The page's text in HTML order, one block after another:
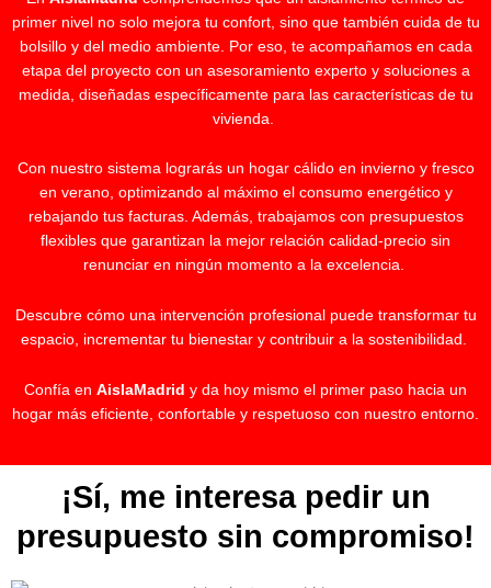
primer nivel no solo mejora tu confort, sino que también cuida de tu
bolsillo y del medio ambiente. Por eso, te acompañamos en cada
etapa del proyecto con un asesoramiento experto y soluciones a
medida, diseñadas específicamente para las características de tu
vivienda.
Con nuestro sistema lograrás un hogar cálido en invierno y fresco
en verano, optimizando al máximo el consumo energético y
rebajando tus facturas. Además, trabajamos con presupuestos
flexibles que garantizan la mejor relación calidad-precio sin
renunciar en ningún momento a la excelencia.
Descubre cómo una intervención profesional puede transformar tu
espacio, incrementar tu bienestar y contribuir a la sostenibilidad.
Confía en AislaMadrid y da hoy mismo el primer paso hacia un
hogar más eficiente, confortable y respetuoso con nuestro entorno.
¡Sí, me interesa pedir un
presupuesto sin compromiso!